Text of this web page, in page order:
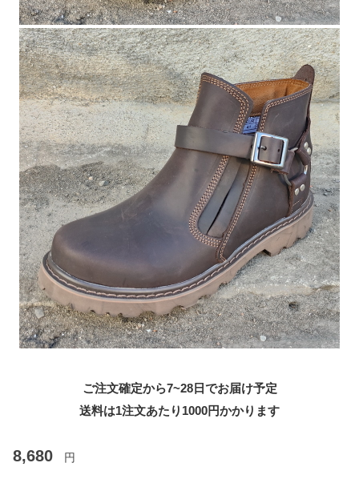
ご注文確定から7~28日でお届け予定
送料は1注文あたり 1000円かかります
8,680 円